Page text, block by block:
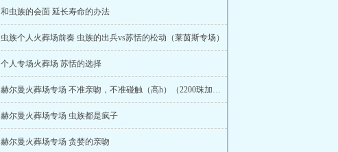
和虫族的会面 延长寿命的办法
虫族个人火葬场前奏 虫族的出兵vs苏恬的松动（莱茵斯专场）
个人专场火葬场 苏恬的选择
赫尔曼火葬场专场 不准亲吻，不准碰触（高h）（2200珠加更）
赫尔曼火葬场专场 虫族都是疯子
赫尔曼火葬场专场 贪婪的亲吻